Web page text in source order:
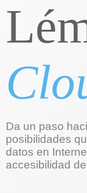
Da un paso
posibilidades
datos en
accesibilidad